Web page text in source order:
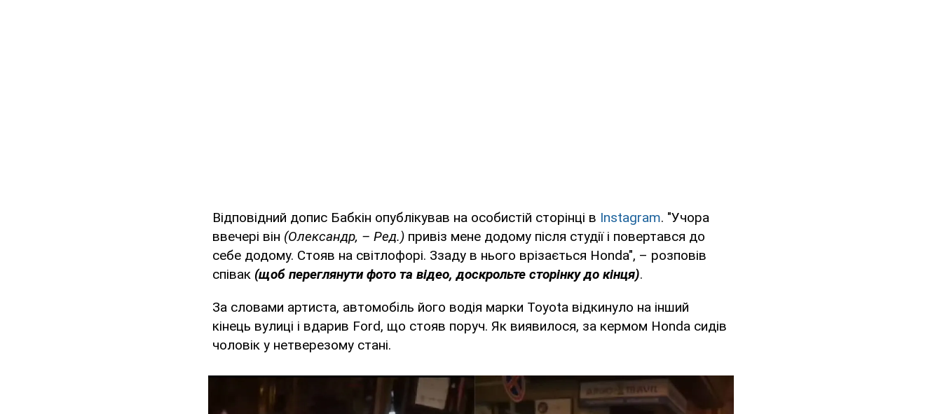
Відповідний допис Бабкін опублікував на особистій сторінці в Instagram. "Учора
ввечері він (Олександр, – Ред.) привіз мене додому після студії і повертався до
себе додому. Стояв на світлофорі. Ззаду в нього врізається Honda", – розповів
співак (щоб переглянути фото та відео, доскрольте сторінку до кінця).
За словами артиста, автомобіль його водія марки Toyota відкинуло на інший
кінець вулиці і вдарив Ford, що стояв поруч. Як виявилося, за кермом Honda сидів
чоловік у нетверезому стані.